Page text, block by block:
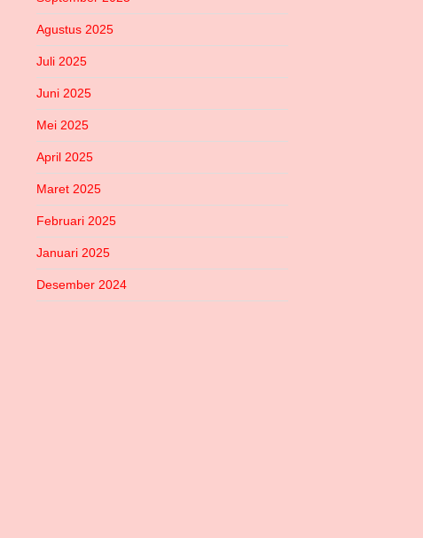
Agustus 2025
Juli 2025
Juni 2025
Mei 2025
April 2025
Maret 2025
Februari 2025
Januari 2025
Desember 2024